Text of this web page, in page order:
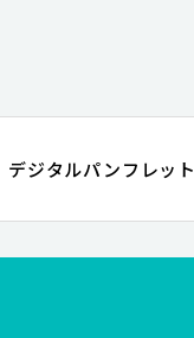
デジタルパンフレット